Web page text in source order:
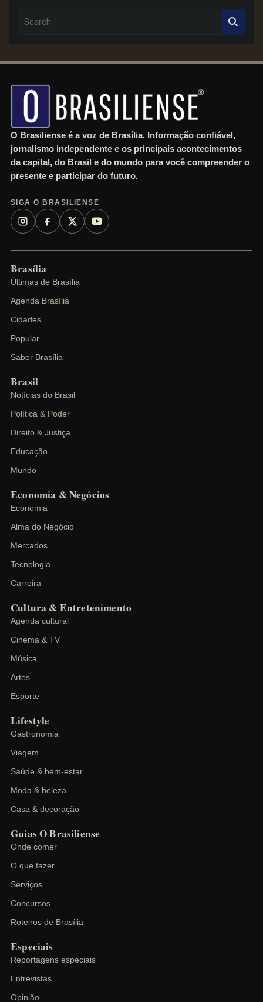
c
O Brasiliense é a voz de Brasília. Informação confiável,
jornalismo independente e os principais acontecimentos
da capital, do Brasil e do mundo para você compreender o
presente e participar do futuro.
SIGA O BRASILIENSE
Brasília
Últimas de Brasília
Agenda Brasília
Cidades
Popular
Sabor Brasília
Brasil
Notícias do Brasil
Política & Poder
Direito & Justiça
Educação
Mundo
Economia & Negócios
Economia
Alma do Negócio
Mercados
Tecnologia
Carreira
Cultura & Entretenimento
Agenda cultural
Cinema & TV
Música
Artes
Esporte
Lifestyle
Gastronomia
Viagem
Saúde & bem-estar
Moda & beleza
Casa & decoração
Guias O Brasiliense
Onde comer
O que fazer
Serviços
Concursos
Roteiros de Brasília
Especiais
Reportagens especiais
Entrevistas
Opinião